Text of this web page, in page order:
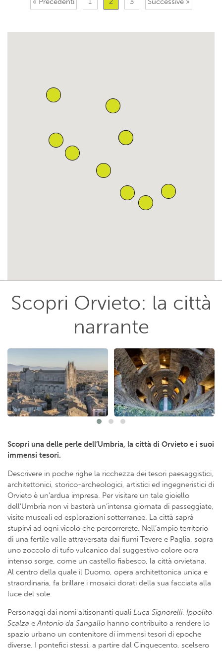
Scopri Orvieto: la città
narrante
Scopri una delle perle dell’Umbria, la città di Orvieto e i suoi
immensi tesori.
Descrivere in poche righe la ricchezza dei tesori paesaggistici,
architettonici, storico-archeologici, artistici ed ingegneristici di
Orvieto è un’ardua impresa. Per visitare un tale gioiello
dell’Umbria non vi basterà un’intensa giornata di passeggiate,
visite museali ed esplorazioni sotterranee. La città saprà
stupirvi ad ogni vicolo che percorrerete. Nell’ampio territorio
di una fertile valle attraversata dai fiumi Tevere e Paglia, sopra
uno zoccolo di tufo vulcanico dal suggestivo colore ocra
intenso sorge, come un castello fiabesco, la città orvietana.
Al centro della quale il Duomo, opera architettonica unica e
straordinaria, fa brillare i mosaici dorati della sua facciata alla
luce del sole.
Personaggi dai nomi altisonanti quali Luca Signorelli, Ippolito
Scalza eAntonio da Sangallo hanno contribuito a rendere lo
spazio urbano un contenitore di immensi tesori di epoche
diverse. I pontefici stessi, a partire dal Cinquecento, scelsero